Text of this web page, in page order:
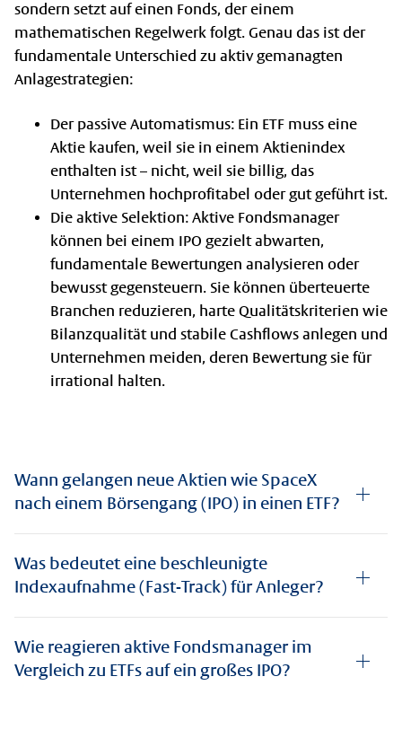
sondern setzt auf einen Fonds, der einem
mathematischen Regelwerk folgt. Genau das ist der
fundamentale Unterschied zu aktiv gemanagten
Anlagestrategien:
Der passive Automatismus: Ein ETF muss eine
Aktie kaufen, weil sie in einem Aktienindex
enthalten ist – nicht, weil sie billig, das
Unternehmen hochprofitabel oder gut geführt ist.
Die aktive Selektion: Aktive Fondsmanager
können bei einem IPO gezielt abwarten,
fundamentale Bewertungen analysieren oder
bewusst gegensteuern. Sie können überteuerte
Branchen reduzieren, harte Qualitätskriterien wie
Bilanzqualität und stabile Cashflows anlegen und
Unternehmen meiden, deren Bewertung sie für
irrational halten.
Wann gelangen neue Aktien wie SpaceX
nach einem Börsengang (IPO) in einen ETF?
Was bedeutet eine beschleunigte
Indexaufnahme (Fast-Track) für Anleger?
Wie reagieren aktive Fondsmanager im
Vergleich zu ETFs auf ein großes IPO?